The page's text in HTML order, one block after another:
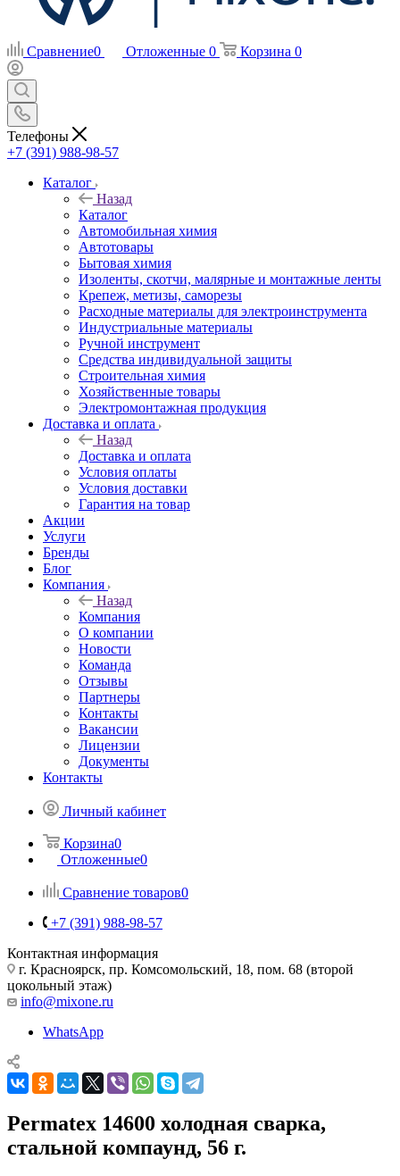
Сравнение0 Отложенные 0 Корзина 0
Телефоны
+7 (391) 988-98-57
Каталог
Назад
Каталог
Автомобильная химия
Автотовары
Бытовая химия
Изоленты, скотчи, малярные и монтажные ленты
Крепеж, метизы, саморезы
Расходные материалы для электроинструмента
Индустриальные материалы
Ручной инструмент
Средства индивидуальной защиты
Строительная химия
Хозяйственные товары
Электромонтажная продукция
Доставка и оплата
Назад
Доставка и оплата
Условия оплаты
Условия доставки
Гарантия на товар
Акции
Услуги
Бренды
Блог
Компания
Назад
Компания
О компании
Новости
Команда
Отзывы
Партнеры
Контакты
Вакансии
Лицензии
Документы
Контакты
Личный кабинет
Корзина0
Отложенные0
Сравнение товаров0
+7 (391) 988-98-57
Контактная информация
г. Красноярск, пр. Комсомольский, 18, пом. 68 (второй
цокольный этаж)
info@mixone.ru
WhatsApp
Permatex 14600 холодная сварка,
стальной компаунд, 56 г.